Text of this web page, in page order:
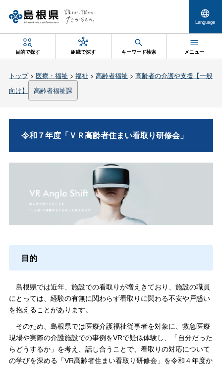
Language
目的で探す 組織で探す キーワード検索 メニュー
トップ> 医療・福祉 > 福祉 > 高齢者福祉 > 高齢者の介護や支援【一般
向け】
高齢者福祉課
令和７年度「ＶＲ高齢者住まい看取り研修会」
目的
島根県では近年、施設での看取りが増えきており、施設の職員
にとっては、経験の有無に関わらず看取りに関わる不安や戸惑い
を抱えることがあります。
そのため、島根県では医療介護福祉従事者を対象に、救急医療
現場や実際の介護施設での事例をVRで疑似体験し、「自分だった
らどうするか」を考え、話し合うことで、看取りの対応について
の学びを深める「VR高齢者住まい看取り研修会」を令和４年度か